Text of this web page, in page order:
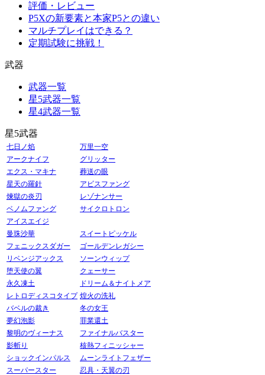
評価・レビュー
P5Xの新要素と本家P5との違い
マルチプレイはできる？
定期試験に挑戦！
武器
武器一覧
星5武器一覧
星4武器一覧
星5武器
七日ノ焰
万里一空
アークナイフ
グリッター
エクス・マキナ
葬送の眼
星天の羅針
アビスファング
煉獄の炎刃
レゾナンサー
ベノムファング
サイクロトロン
アイスエイジ
曼珠沙華
スイートピッケル
フェニックスダガー
ゴールデンレガシー
リベンジアックス
ソーンウィップ
堕天使の翼
クェーサー
永久凍土
ドリーム＆ナイトメア
レトロディスコタイプ 煌火の洗礼
バベルの裁き
冬の女王
夢幻泡影
罪業還土
黎明のヴィーナス
ファイナルバスター
影斬り
核熱フィニッシャー
ショックインパルス
ムーンライトフェザー
スーパースター
忍具・天翼の刃